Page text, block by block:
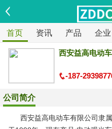
首页 资讯 产品 企业
西安益高电动
-187-
公司简介
西安益高电动车有限公司隶属